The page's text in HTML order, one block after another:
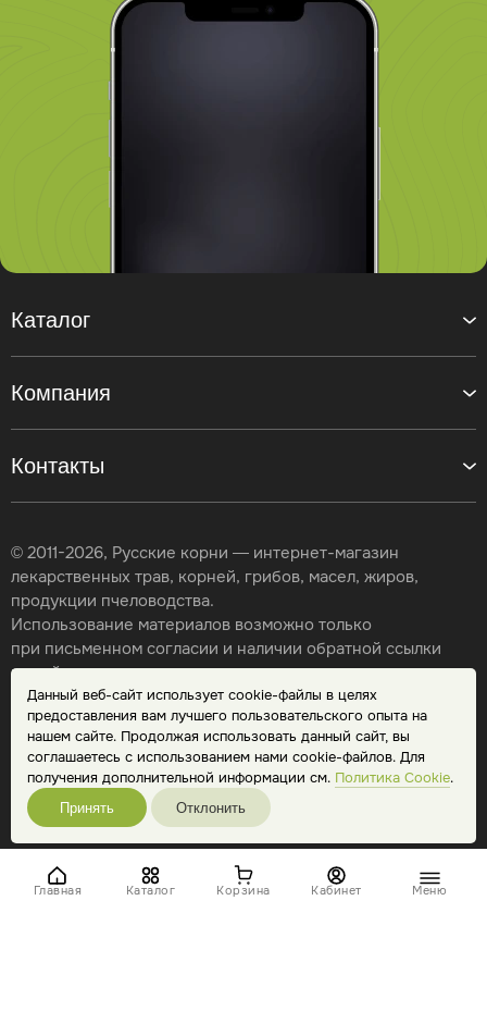
Данный веб-сайт использует cookie-файлы в целях
предоставления вам лучшего пользовательского опыта на
нашем сайте. Продолжая использовать данный сайт, вы
соглашаетесь с использованием нами cookie-файлов. Для
получения дополнительной информации см. Политика Cookie.
Принять Отклонить
Главная Каталог Корзина Кабинет Меню
Контакты
Каталог
Компания
© 2011-2026, Русские корни — интернет-магазин
лекарственных трав, корней, грибов, масел, жиров,
продукции пчеловодства.
Использование материалов возможно только
при письменном согласии и наличии обратной ссылки
на сайт.
Карта сайта
Политика конфиденциальности
Публичная оферта
Обработка персональных данных